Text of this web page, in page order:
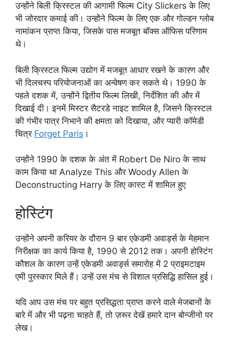
उन्होंने बिली क्रिस्टल की आगामी फिल्म City Slickers के लिए
भी जोरदार कमाई की। उन्होंने फिल्म के लिए एक और गोल्डन ग्लोब
नामांकन प्राप्त किया, जिसके पास मजबूत बॉक्स ऑफिस परिणाम
थे।
बिली क्रिस्टल फिल्म उद्योग में मजबूत आधार रखने के कारण और
भी दिलचस्प परियोजनाओं का अन्वेषण कर सकते थे। 1990 के
पहले दशक में, उन्होंने द्वितीय फिल्म लिखी, निर्देशित की और में
दिखाई दी। इनमें मिस्टर सैटरडे नाइट शामिल है, जिसने क्रिस्टल
की गंभीर पात्र निभाने की क्षमता को दिखाया, और प्यारी कॉमेडी
चित्र Forget Paris ।
उन्होंने 1990 के दशक के अंत में Robert De Niro के साथ
काम किया था Analyze This और Woody Allen के
Deconstructing Harry के लिए कास्ट में शामिल हुए
होस्टिंग
उन्होंने अपनी करियर के दौरान 9 बार एकेडमी अवार्ड्स के मेहमान
निरीक्षक का कार्य किया है, 1990 से 2012 तक। अपनी होस्टिंग
कौशल के कारण उन्हें एकेडमी अवार्ड्स समारोह में 2 प्राइमटाइम
एमी पुरस्कार मिले हैं। उन्हें उस मंच से विशाल प्रसिद्धि हासिल हुई।
यदि आप उस मंच पर बहुत प्रसिद्धता प्राप्त करने वाले मेजबानों के
बारे में और भी पढ़ना चाहते हैं, तो ज़रूर देखें हमारे दान बोन्जीनो पर
लेख।